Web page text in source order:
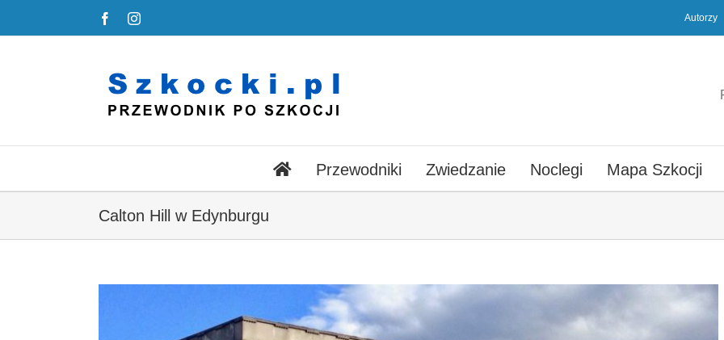
do
FacebookInstagram Autorzy
Przewodniki Zwiedzanie Noclegi Mapa Szkocji
Calton Hill w Edynburgu